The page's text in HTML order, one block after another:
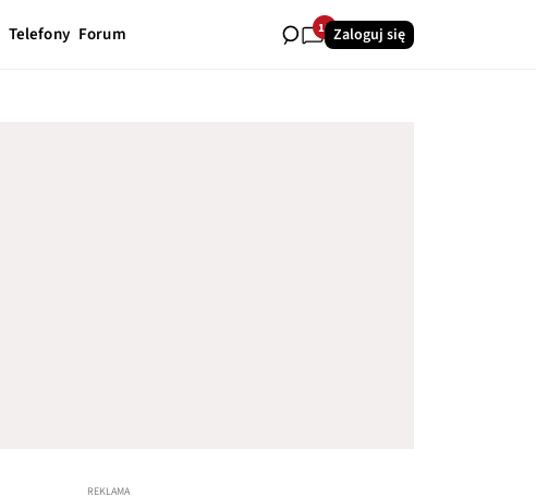
Telefony Forum 16Zaloguj się